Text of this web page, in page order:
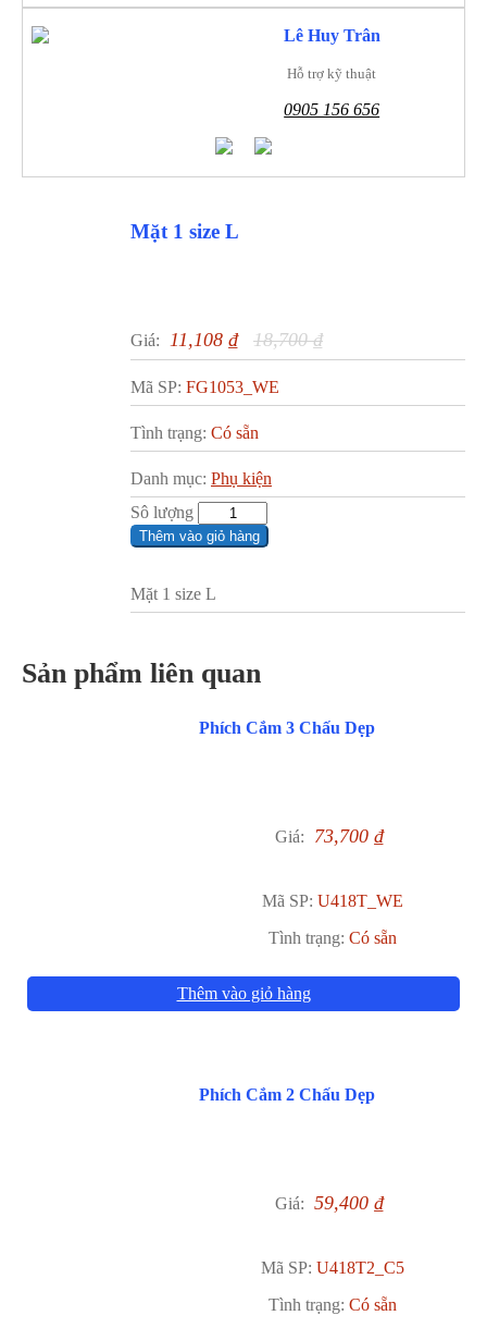
Lê Huy Trân
Hỗ trợ kỹ thuật
0905 156 656
Mặt 1 size L
Giá: 11,108 ₫ 18,700₫
Mã SP: FG1053_WE
Tình trạng: Có sẵn
Danh mục: Phụ kiện
Sô lượng
Thêm vào giỏ hàng
Mặt 1 size L
Sản phẩm liên quan
Phích Cắm 3 Chấu Dẹp
Giá: 73,700₫
Mã SP: U418T_WE
Tình trạng: Có sẵn
Thêm vào giỏ hàng
Phích Cắm 2 Chấu Dẹp
Giá: 59,400₫
Mã SP: U418T2_C5
Tình trạng: Có sẵn